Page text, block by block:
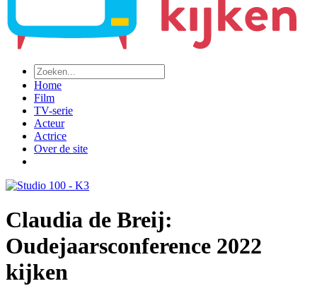
Home
Film
TV-serie
Acteur
Actrice
Over de site
Claudia de Breij:
Oudejaarsconference 2022
kijken